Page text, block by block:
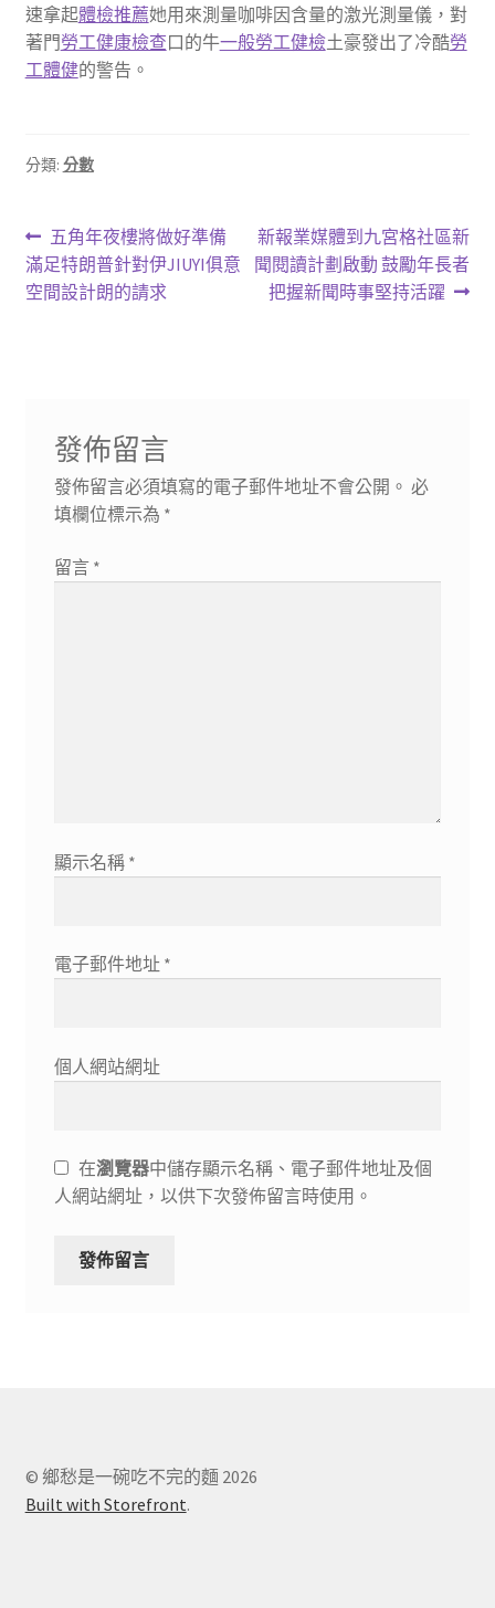
速拿起體檢推薦她用來測量咖啡因含量的激光測量儀，對
著門勞工健康檢查口的牛一般勞工健檢土豪發出了冷酷勞
工體健的警告。
分類: 分數
文
章
上
一
篇
五角年夜樓將做好準備
滿足特朗普針對伊JIUYI俱意
空間設計朗的請求
下
一
篇
新報業媒體到九宮格社區新
聞閱讀計劃啟動 鼓勵年長者
把握新聞時事堅持活躍
發佈留言
發佈留言必須填寫的電子郵件地址不會公開。 必
填欄位標示為 *
留言 *
顯示名稱 *
電子郵件地址 *
個人網站網址
在瀏覽器中儲存顯示名稱、電子郵件地址及個
人網站網址，以供下次發佈留言時使用。
© 鄉愁是一碗吃不完的麵 2026
Built with Storefront.